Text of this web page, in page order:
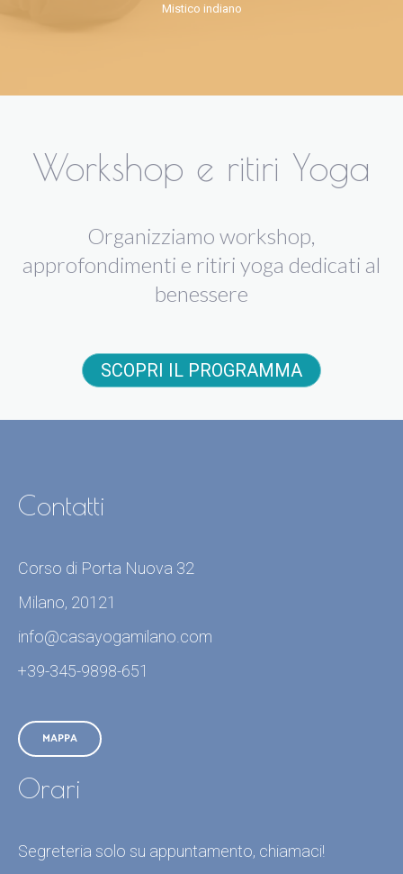
Mistico indiano
Workshop e ritiri Yoga
Organizziamo workshop,
approfondimenti e ritiri yoga dedicati al
benessere
SCOPRI IL PROGRAMMA
Contatti
Corso di Porta Nuova 32
Milano, 20121
info@casayogamilano.com
+39-345-9898-651
MAPPA
Orari
Segreteria solo su appuntamento, chiamaci!